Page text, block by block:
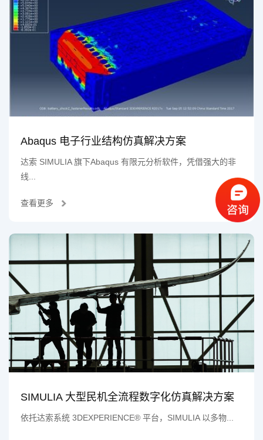
Abaqus 电子行业结构仿真解决方案
达索 SIMULIA 旗下Abaqus 有限元分析软件，凭借强大的非
线...
查看更多
SIMULIA 大型民机全流程数字化仿真解决方案
依托达索系统 3DEXPERIENCE® 平台，SIMULIA 以多物...